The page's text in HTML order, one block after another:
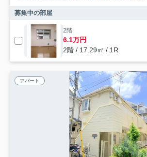
募集中の部屋
2階
6.1万円
2階 / 17.29㎡ / 1R
アパート